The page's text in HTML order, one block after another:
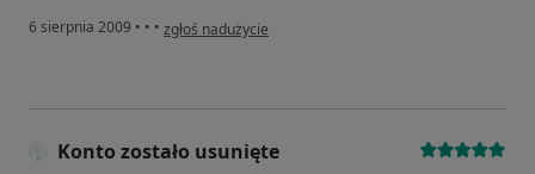
6 sierpnia 2009 • • • w opinii użytkownika GABI
zgłoś nadużycie
Konto zostało usunięte